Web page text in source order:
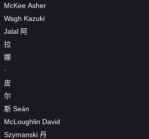
McKee Asher
Wagh Kazuki
Jalal 阿
拉
娜
·
皮
尔
斯 Seán
McLoughlin David
Szymanski 丹